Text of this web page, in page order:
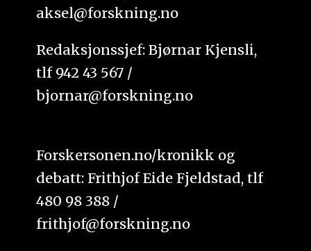
aksel@forskning.no
Redaksjonssjef: Bjørnar Kjensli,
tlf 942 43 567 /
bjornar@forskning.no
Forskersonen.no/kronikk og
debatt: Frithjof Eide Fjeldstad, tlf
480 98 388 /
frithjof@forskning.no